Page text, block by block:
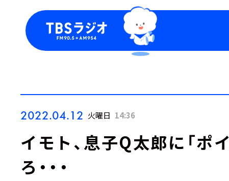
2022.04.12 火曜日 14:36
イモト、息子Q太郎に「ポ
ろ・・・